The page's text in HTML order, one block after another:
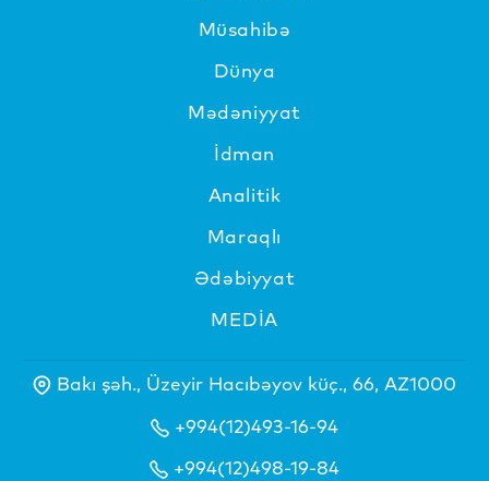
Müsahibə
Dünya
Mədəniyyat
İdman
Analitik
Maraqlı
Ədəbiyyat
MEDİA
Bakı şəh., Üzeyir Hacıbəyov küç., 66, AZ1000
+994(12)493-16-94
+994(12)498-19-84